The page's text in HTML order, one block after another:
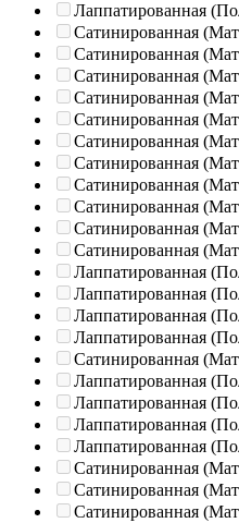
Лаппатированная
Сатинированная
Сатинированная
Сатинированная
Сатинированная
Сатинированная
Сатинированная
Сатинированная
Сатинированная
Сатинированная
Сатинированная
Сатинированная
Лаппатированная
Лаппатированная
Лаппатированная
Лаппатированная
Сатинированная
Лаппатированная
Лаппатированная
Лаппатированная
Лаппатированная
Сатинированная
Сатинированная
Сатинированная